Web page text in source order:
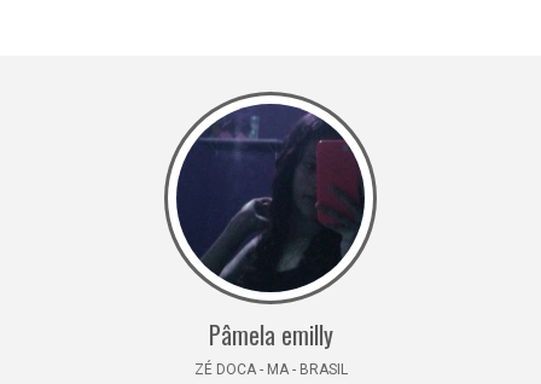
Pâmela emilly
ZÉ DOCA - MA - BRASIL